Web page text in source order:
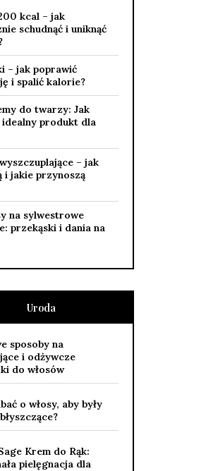
kcal – jak
schudnąć i uniknąć
– jak poprawić
i spalić kalorie?
do twarzy: Jak
idealny produkt dla
– jak
i jakie przynoszą
na sylwestrowe
przekąski i dania na
Uroda
sposoby na
i odżywcze
do włosów
o włosy, aby były
Krem do Rąk:
pielęgnacja dla